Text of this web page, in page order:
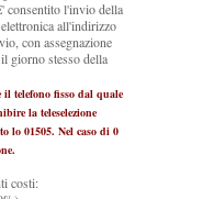
consentito l'invio della
all'indirizzo
con assegnazione
giorno stesso della
il telefono fisso dal quale
la teleselezione
lo 01505. Nel caso di 0
costi: